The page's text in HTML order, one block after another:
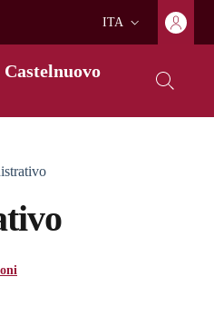
Lingua attiva:
ITA